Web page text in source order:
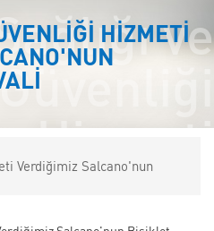
HIZMETIve
Hizmeti
Verdiğimiz Salcano'nun